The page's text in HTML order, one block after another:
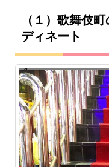
（１）歌舞伎
ディネート